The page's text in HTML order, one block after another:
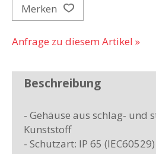
Merken
Anfrage zu diesem Artikel »
Beschreibung
- Gehäuse aus schlag- und
Kunststoff
- Schutzart: IP 65 (IEC60529)